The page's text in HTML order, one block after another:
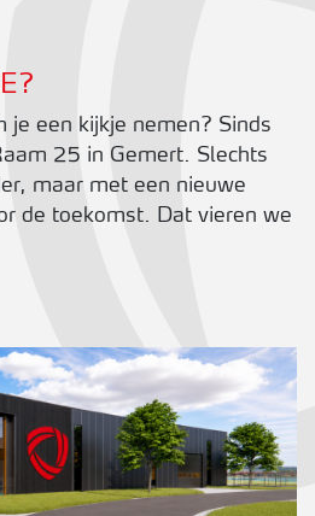
je een kijkje nemen? Sinds
25 in Gemert. Slechts
maar met een nieuwe
de toekomst. Dat vieren we